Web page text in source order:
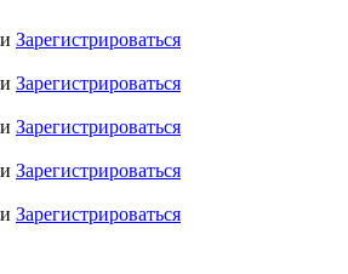
Зарегистрироваться
Зарегистрироваться
Зарегистрироваться
Зарегистрироваться
Зарегистрироваться